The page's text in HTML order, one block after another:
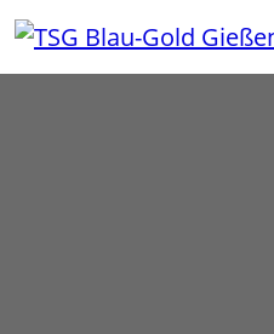
Direkt zur Hauptnavigation
Direkt zum Inhalt springen